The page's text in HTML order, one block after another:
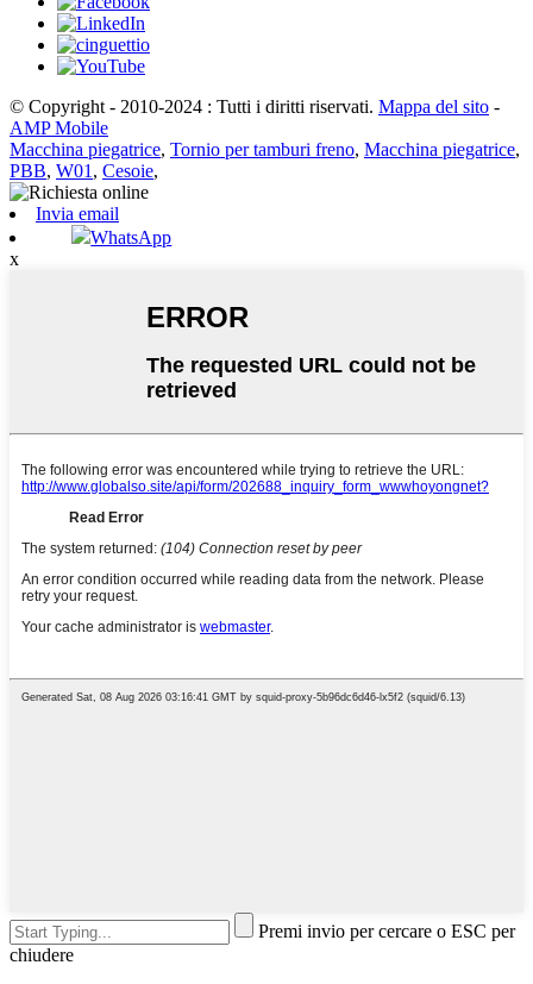
© Copyright - 2010-2024 : Tutti i diritti riservati. Mappa del sito -
AMP Mobile
Macchina piegatrice, Tornio per tamburi freno, Macchina piegatrice,
PBB, W01 , Cesoie,
Invia email
WhatsApp
x
Premi invio per cercare o ESC per
chiudere